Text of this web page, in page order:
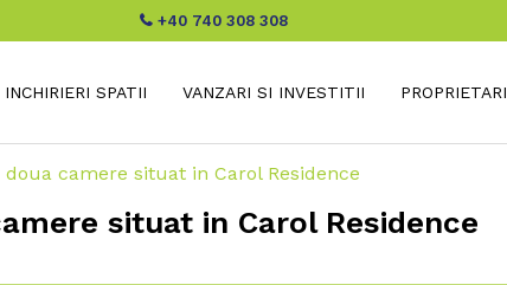
+40 740 308 308
INCHIRIERI SPATII VANZARI SI INVESTITII PROPRIETARI
camere situat in Carol Residence
situat in Carol Residence